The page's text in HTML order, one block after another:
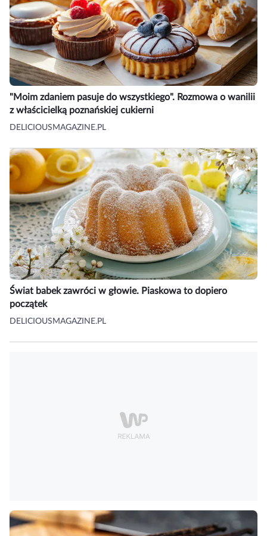
"Moim zdaniem pasuje do wszystkiego". Rozmowa o wanilii
z właścicielką poznańskiej cukierni
DELICIOUSMAGAZINE.PL
Świat babek zawróci w głowie. Piaskowa to dopiero
początek
DELICIOUSMAGAZINE.PL